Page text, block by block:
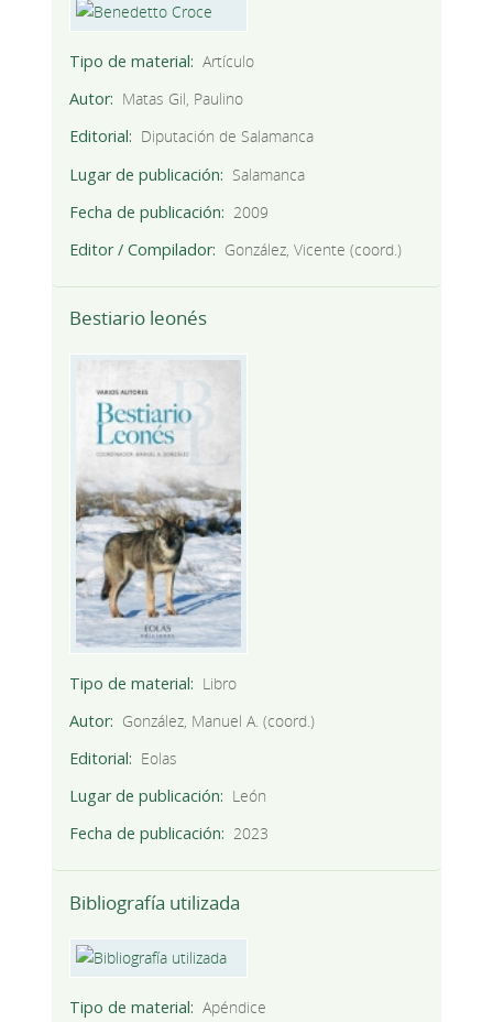
Tipo de material
Artículo
Autor
Matas Gil, Paulino
Editorial
Diputación de Salamanca
Lugar de publicación
Salamanca
Fecha de publicación
2009
Editor / Compilador
González, Vicente (coord.)
Bestiario leonés
Tipo de material
Libro
Autor
González, Manuel A. (coord.)
Editorial
Eolas
Lugar de publicación
León
Fecha de publicación
2023
Bibliografía utilizada
Tipo de material
Apéndice